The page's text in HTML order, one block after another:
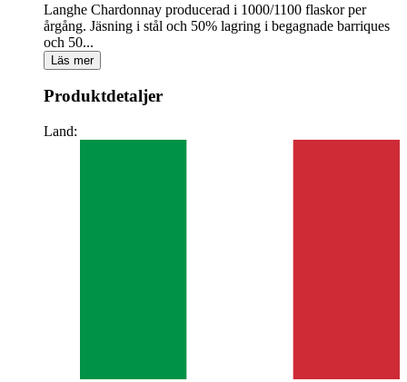
Langhe Chardonnay producerad i 1000/1100 flaskor per
årgång. Jäsning i stål och 50% lagring i begagnade barriques
och 50...
Läs mer
Produktdetaljer
Land: